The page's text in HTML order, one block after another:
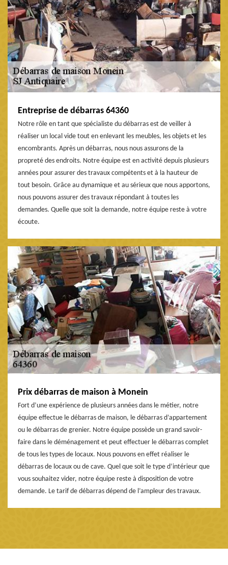
Entreprise de débarras 64360
Notre rôle en tant que spécialiste du débarras est de veiller à
réaliser un local vide tout en enlevant les meubles, les objets et les
encombrants. Après un débarras, nous nous assurons de la
propreté des endroits. Notre équipe est en activité depuis plusieurs
années pour assurer des travaux compétents et à la hauteur de
tout besoin. Grâce au dynamique et au sérieux que nous apportons,
nous pouvons assurer des travaux répondant à toutes les
demandes. Quelle que soit la demande, notre équipe reste à votre
écoute.
Prix débarras de maison à Monein
Fort d’une expérience de plusieurs années dans le métier, notre
équipe effectue le débarras de maison, le débarras d’appartement
ou le débarras de grenier. Notre équipe possède un grand savoir-
faire dans le déménagement et peut effectuer le débarras complet
de tous les types de locaux. Nous pouvons en effet réaliser le
débarras de locaux ou de cave. Quel que soit le type d’intérieur que
vous souhaitez vider, notre équipe reste à disposition de votre
demande. Le tarif de débarras dépend de l’ampleur des travaux.